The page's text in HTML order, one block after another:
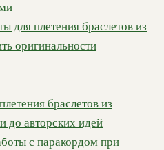
для плетения браслетов из
оригинальности
браслетов из
до авторских идей
с паракордом при